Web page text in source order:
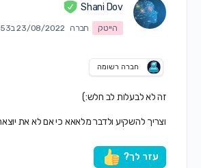
Shani Dov
הייטק חברה 23/08/2022 ב11:53 pm
חברה רשומה
זה לא לבעלות לב חלש:)
וצריך להשקיע ולדבר מלאאא כי אם לא את
עזר לך?